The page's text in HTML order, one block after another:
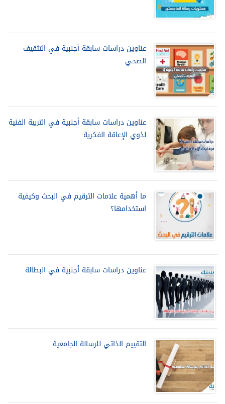
عناوين دراسات سابقة أجنبية في التثقيف
الصحي
عناوين دراسات سابقة أجنبية في التربية الفنية
لذوي الإعاقة الفكرية
ما أهمية علامات الترقيم في البحث وكيفية
استخدامها؟
عناوين دراسات سابقة أجنبية في البطالة
التقييم الذاتي للرسالة الجامعية